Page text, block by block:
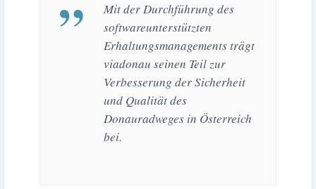
Mit der Durchführung des
softwareunterstützten
Erhaltungsmanagements trägt
viadonau seinen Teil zur
Verbesserung der Sicherheit
und Qualität des
Donauradweges in Österreich
bei.